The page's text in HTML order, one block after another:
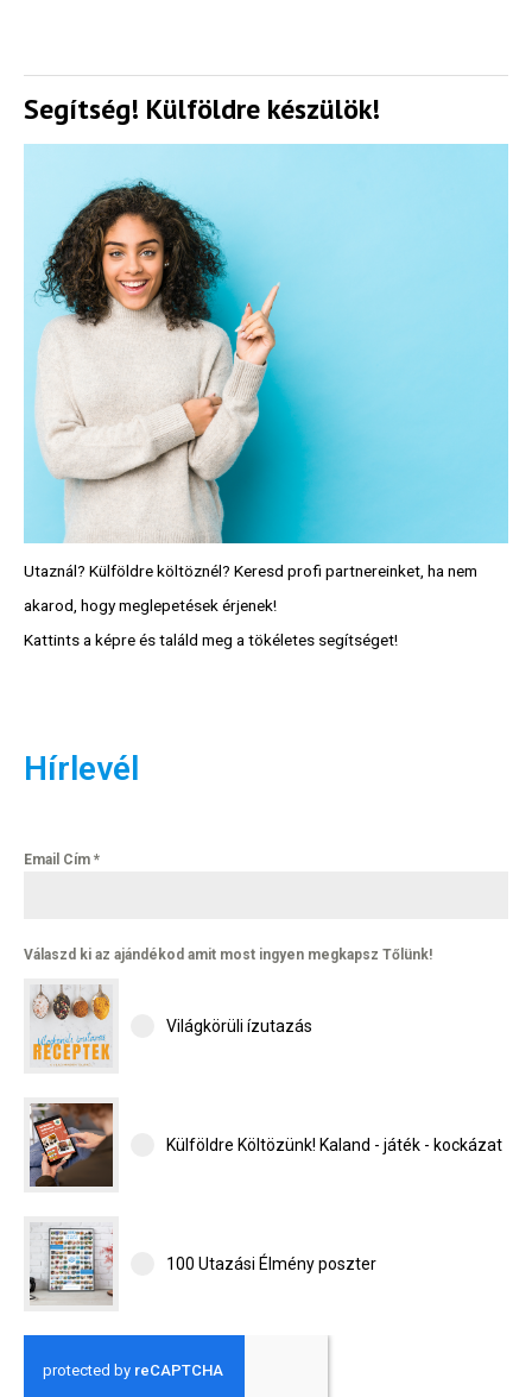
most ingyen megkapsz Tőlünk!
ízutazás
Kaland -
Utazási
Segítség! Külföldre készülök!
Utaznál? Külföldre költöznél? Keresd profi partnereinket, ha nem
akarod, hogy meglepetések érjenek!
Kattints a képre és találd meg a tökéletes segítséget!
Hírlevél
Email Cím *
Válaszd ki az ajándékod amit most ingyen megkapsz Tőlünk!
Világkörüli ízutazás
Külföldre Költözünk! Kaland - játék - kockázat
100 Utazási Élmény poszter